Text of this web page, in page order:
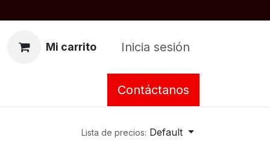
Mi carrito Inicia sesión
Contáctanos
Lista de precios: Default